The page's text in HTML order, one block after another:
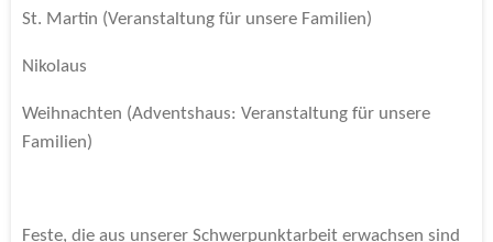
St. Martin (Veranstaltung für unsere Familien)
Nikolaus
Weihnachten (Adventshaus: Veranstaltung für unsere
Familien)
Feste, die aus unserer Schwerpunktarbeit erwachsen sind